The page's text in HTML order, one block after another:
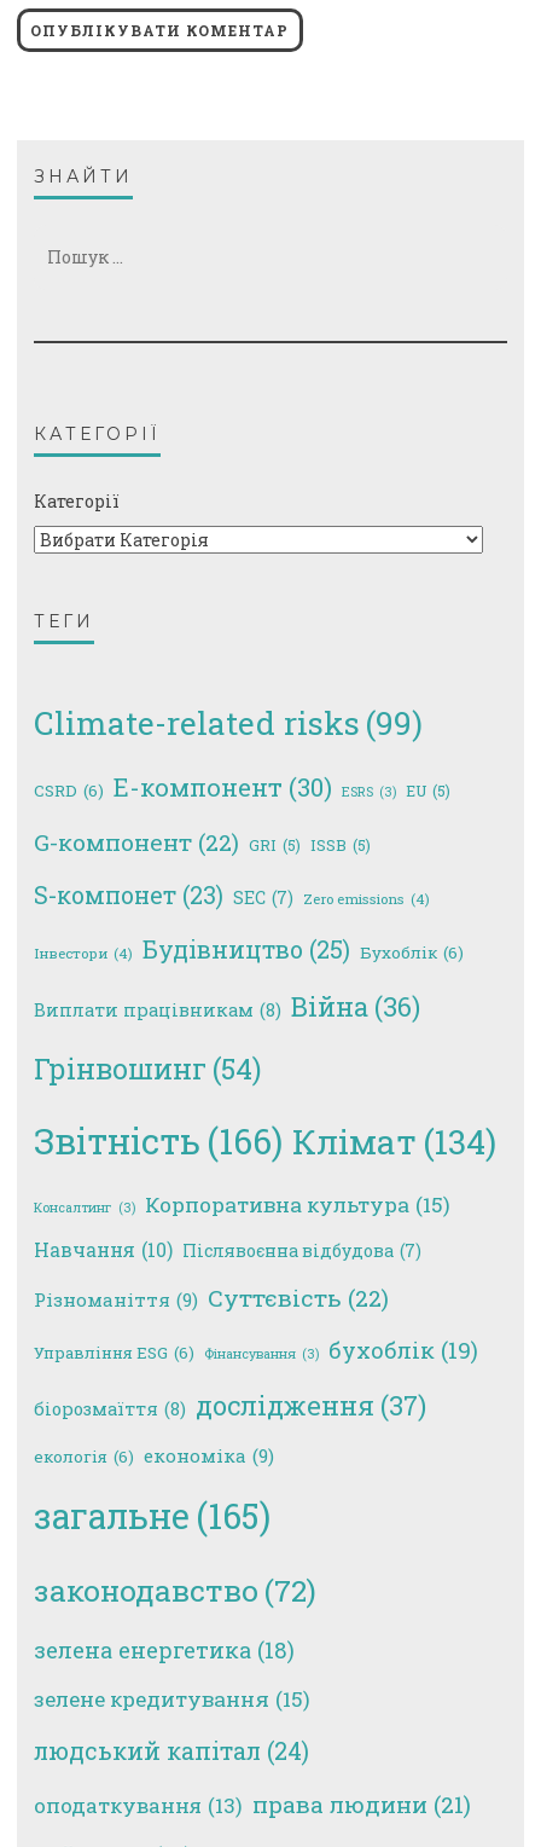
ЗНАЙТИ
КАТЕГОРІЇ
Категорії
ТЕГИ
Climate-related risks (99)
CSRD (6) E-компонент (30) ESRS (3) EU (5)
G-компонент (22) GRI (5) ISSB (5)
S-компонет (23) SEC (7) Zero emissions (4)
Інвестори (4) Будівництво (25) Бухоблік (6)
Виплати працівникам (8) Війна (36)
Грінвошинг (54)
Звітність (166) Клімат (134)
Консалтинг (3) Корпоративна культура (15)
Навчання (10) Післявоєнна відбудова (7)
Різноманіття (9) Суттєвість (22)
Управління ESG (6) Фінансування (3) бухоблік (19)
біорозмаїття (8) дослідження (37)
екологія (6) економіка (9)
загальне (165)
законодавство (72)
зелена енергетика (18)
зелене кредитування (15)
людський капітал (24)
оподаткування (13) права людини (21)